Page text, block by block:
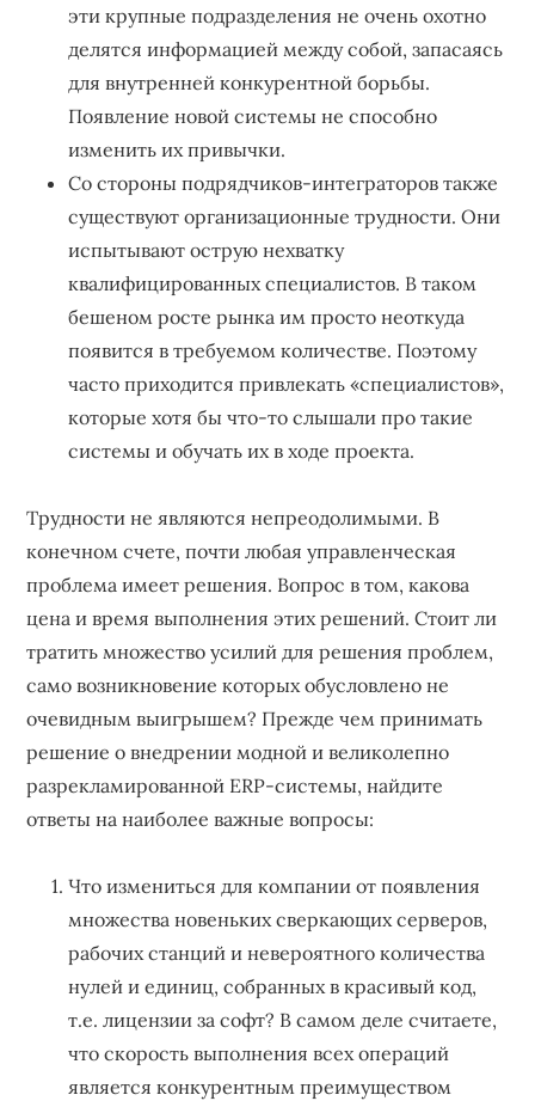
эти крупные подразделения не очень охотно
делятся информацией между собой, запасаясь
для внутренней конкурентной борьбы.
Появление новой системы не способно
изменить их привычки.
Со стороны подрядчиков-интеграторов также
существуют организационные трудности. Они
испытывают острую нехватку
квалифицированных специалистов. В таком
бешеном росте рынка им просто неоткуда
появится в требуемом количестве. Поэтому
часто приходится привлекать «специалистов»,
которые хотя бы что-то слышали про такие
системы и обучать их в ходе проекта.
Трудности не являются непреодолимыми. В
конечном счете, почти любая управленческая
проблема имеет решения. Вопрос в том, какова
цена и время выполнения этих решений. Стоит ли
тратить множество усилий для решения проблем,
само возникновение которых обусловлено не
очевидным выигрышем? Прежде чем принимать
решение о внедрении модной и великолепно
разрекламированной ERP-системы, найдите
ответы на наиболее важные вопросы:
Что измениться для компании от появления
множества новеньких сверкающих серверов,
рабочих станций и невероятного количества
нулей и единиц, собранных в красивый код,
т.е. лицензии за софт? В самом деле считаете,
что скорость выполнения всех операций
является конкурентным преимуществом